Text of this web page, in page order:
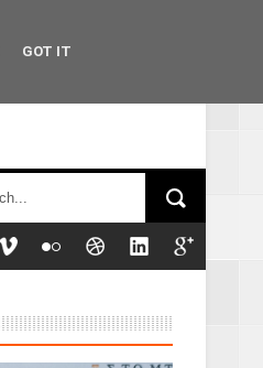
GOT IT